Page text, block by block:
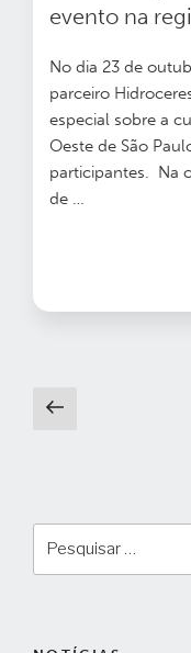
evento na
No dia 23 de
parceiro
especial sobre a
Oeste de São
participantes. Na
de …
Paginação
Página